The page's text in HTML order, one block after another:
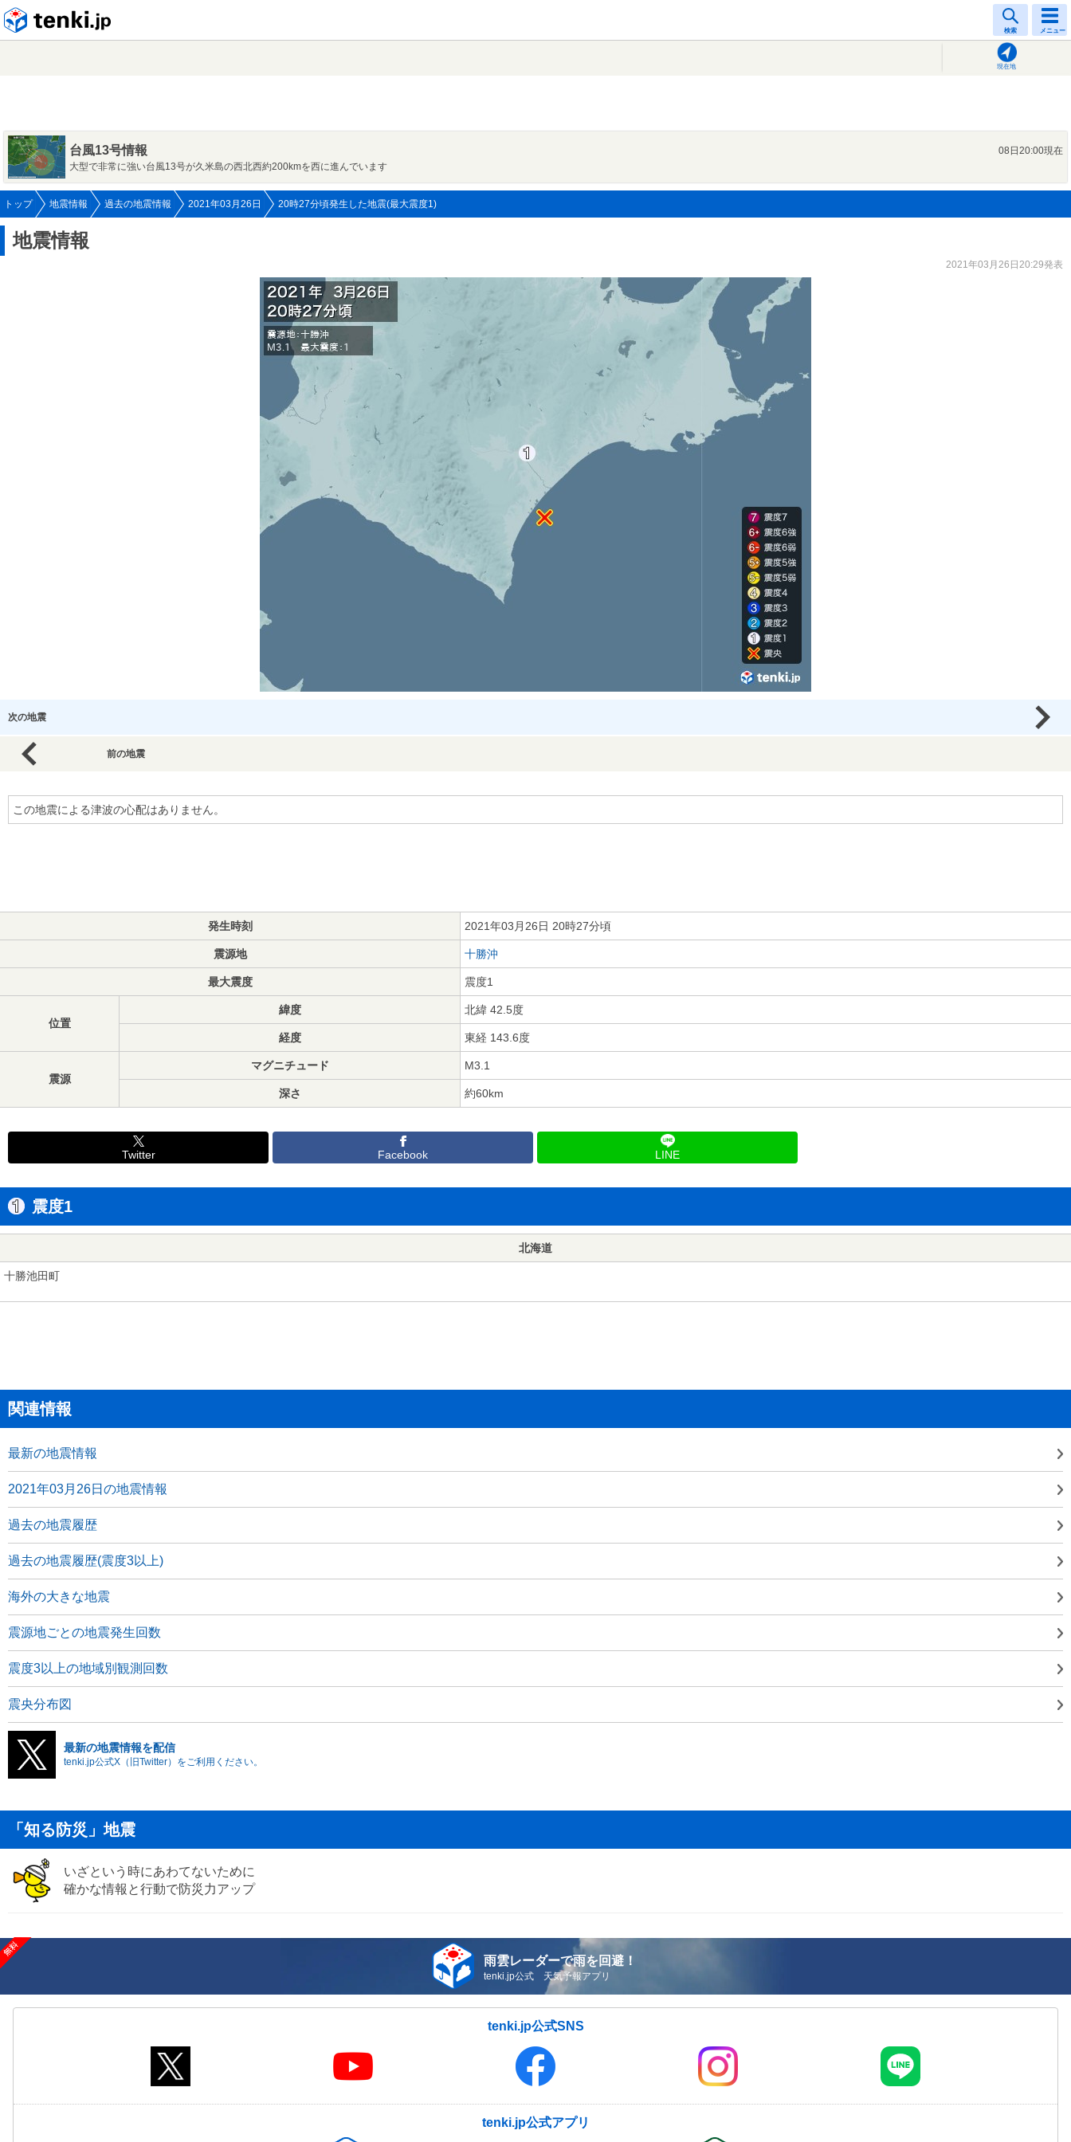
検索 メニュー
現在地
台風13号情報
08日20:00現在
大型で非常に強い台風13号が久米島の西北西約200kmを西に進んでいます
トップ 地震情報 過去の地震情報 2021年03月26日 20時27分頃発生した地震(最大震度1)
地震情報
2021年03月26日20:29発表
次の地震
前の地震
この地震による津波の心配はありません。
発生時刻 2021年03月26日 20時27分頃
震源地 十勝沖
最大震度 震度1
位置
緯度 北緯 42.5度
経度 東経 143.6度
震源
マグニチュード M3.1
深さ 約60km
Twitter Facebook LINE
震度1
北海道
十勝池田町
関連情報
最新の地震情報
2021年03月26日の地震情報
過去の地震履歴
過去の地震履歴(震度3以上)
海外の大きな地震
震源地ごとの地震発生回数
震度3以上の地域別観測回数
震央分布図
最新の地震情報を配信
tenki.jp公式X（旧Twitter）をご利用ください。
「知る防災」地震
いざという時にあわてないために
確かな情報と行動で防災力アップ
雨雲レーダーで雨を回避！
tenki.jp公式 天気予報アプリ
tenki.jp公式SNS
tenki.jp公式アプリ